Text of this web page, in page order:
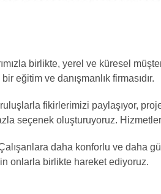
birlikte, yerel ve küresel
eğitim ve danışmanlık firmasıdır.
fikirlerimizi paylaşıyor,
seçenek oluşturuyoruz.
daha konforlu ve daha
onlarla birlikte hareket ediyoruz.